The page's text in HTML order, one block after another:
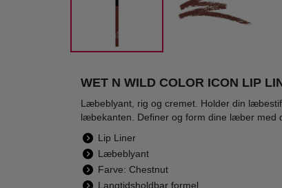
WET N WILD COLOR ICON LIP
Læbeblyant, rig og cremet. Holder din
læbekanten. Definer og form dine læber med
Lip Liner
Læbeblyant
Farve: Chestnut
Langtidsholdbar formel
-37%
Icon Glitter
Eyeshadow Single
- Toasty
29,95
18,95